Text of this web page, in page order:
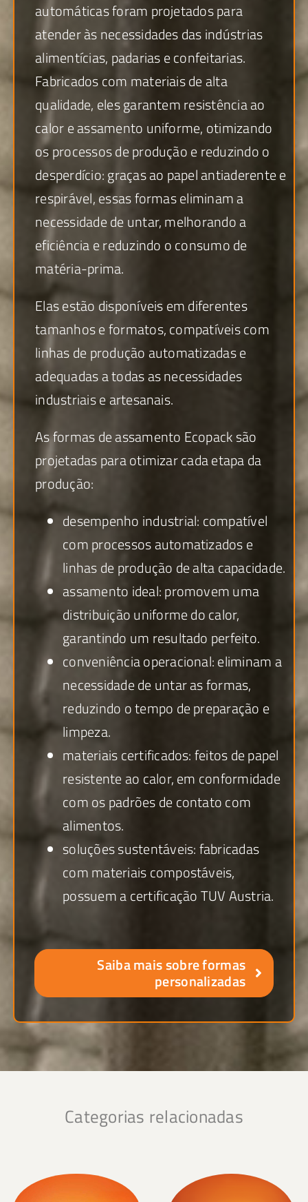
automáticas foram projetados para
atender às necessidades das indústrias
alimentícias, padarias e confeitarias.
Fabricados com materiais de alta
qualidade, eles garantem resistência ao
calor e assamento uniforme, otimizando
os processos de produção e reduzindo o
desperdício: graças ao papel antiaderente e
respirável, essas formas eliminam a
necessidade de untar, melhorando a
eficiência e reduzindo o consumo de
matéria-prima.
Elas estão disponíveis em diferentes
tamanhos e formatos, compatíveis com
linhas de produção automatizadas e
adequadas a todas as necessidades
industriais e artesanais.
As formas de assamento Ecopack são
projetadas para otimizar cada etapa da
produção:
desempenho industrial: compatível
com processos automatizados e
linhas de produção de alta capacidade.
assamento ideal: promovem uma
distribuição uniforme do calor,
garantindo um resultado perfeito.
conveniência operacional: eliminam a
necessidade de untar as formas,
reduzindo o tempo de preparação e
limpeza.
materiais certificados: feitos de papel
resistente ao calor, em conformidade
com os padrões de contato com
alimentos.
soluções sustentáveis: fabricadas
com materiais compostáveis,
possuem a certificação TUV Austria.
Saiba mais sobre formas
personalizadas
Categorias relacionadas